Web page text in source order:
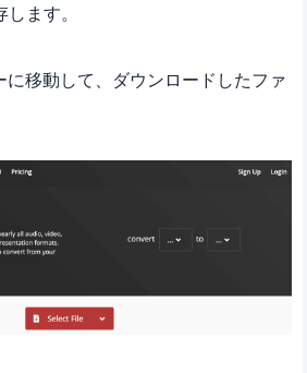
ます。
に移動して、ダウンロードしたファ